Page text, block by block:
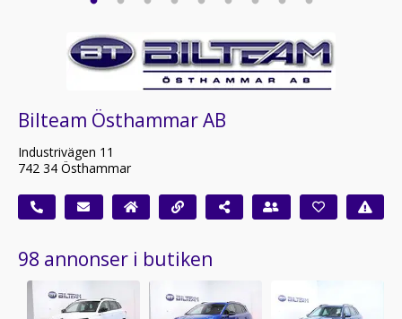
Bilteam Östhammar AB
Industrivägen 11
742 34 Östhammar
98 annonser i butiken